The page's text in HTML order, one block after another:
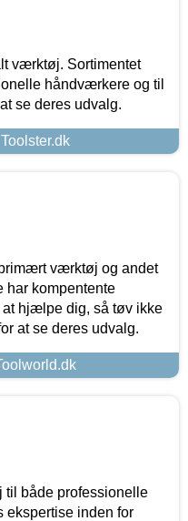
værktøj. Sortimentet
håndværkere og til
se deres udvalg.
værktøj og andet
har kompentente
hjælpe dig, så tøv ikke
at se deres udvalg.
til både professionelle
ekspertise inden for